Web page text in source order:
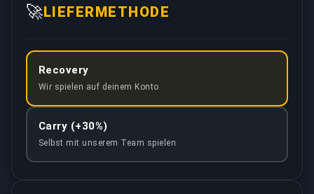
🚀LIEFERMETHODE
Recovery
Wir spielen auf deinem Konto
Carry (+30%)
Selbst mit unserem Team spielen